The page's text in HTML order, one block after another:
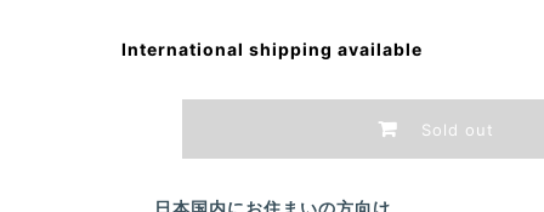
International shipping available
Sold out
日本国内にお住まいの方向け